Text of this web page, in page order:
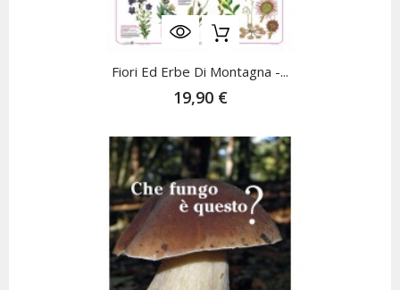
Fiori Ed Erbe Di Montagna -...
19,90 €